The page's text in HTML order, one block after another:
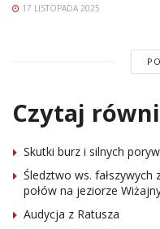
17 LISTOPADA 2025
Czytaj
Skutki burz i silnych
Śledztwo ws.
połów na jeziorze
Audycja z Ratusza